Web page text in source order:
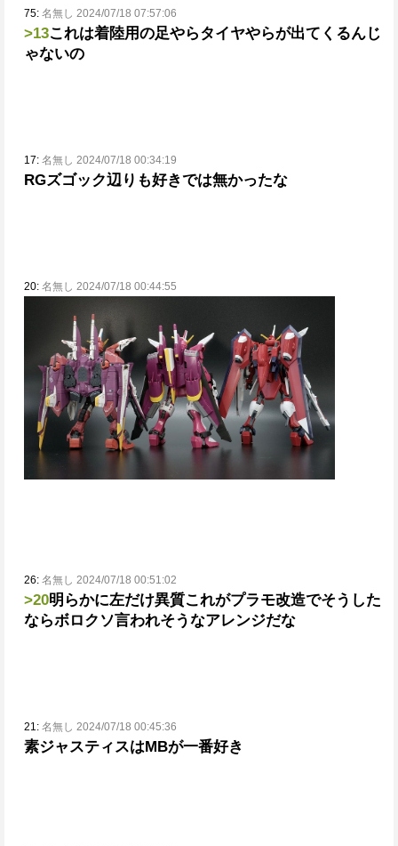
75: 名無し 2024/07/18 07:57:06
>13これは着陸用の足やらタイヤやらが出てくるんじ
ゃないの
17: 名無し 2024/07/18 00:34:19
RGズゴック辺りも好きでは無かったな
20: 名無し 2024/07/18 00:44:55
26: 名無し 2024/07/18 00:51:02
>20明らかに左だけ異質これがプラモ改造でそうした
ならボロクソ言われそうなアレンジだな
21: 名無し 2024/07/18 00:45:36
素ジャスティスはMBが一番好き